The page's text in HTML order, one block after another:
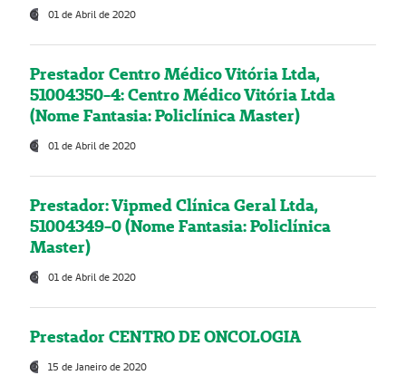
01 de Abril de 2020
Prestador Centro Médico Vitória Ltda,
51004350-4: Centro Médico Vitória Ltda
(Nome Fantasia: Policlínica Master)
01 de Abril de 2020
Prestador: Vipmed Clínica Geral Ltda,
51004349-0 (Nome Fantasia: Policlínica
Master)
01 de Abril de 2020
Prestador CENTRO DE ONCOLOGIA
15 de Janeiro de 2020